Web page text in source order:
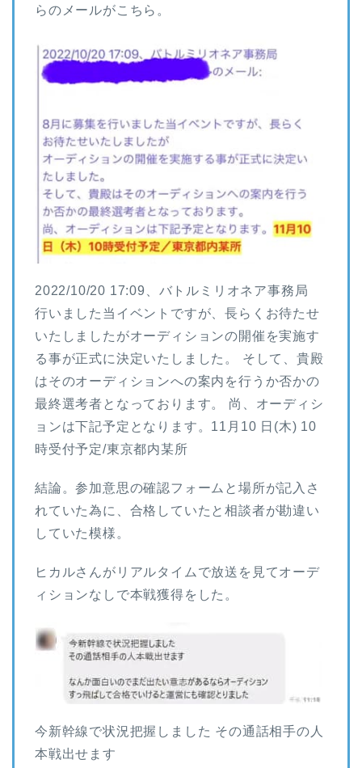
らのメールがこちら。
2022/10/20 17:09、バトルミリオネア事務局
行いました当イベントですが、長らくお待たせ
いたしましたがオーディションの開催を実施す
る事が正式に決定いたしました。 そして、貴殿
はそのオーディションへの案内を行うか否かの
最終選考者となっております。 尚、オーディシ
ョンは下記予定となります。11月10 日(木) 10
時受付予定/東京都内某所
結論。参加意思の確認フォームと場所が記入さ
れていた為に、合格していたと相談者が勘違い
していた模様。
ヒカルさんがリアルタイムで放送を見てオーデ
ィションなしで本戦獲得をした。
今新幹線で状況把握しました その通話相手の人
本戦出せます